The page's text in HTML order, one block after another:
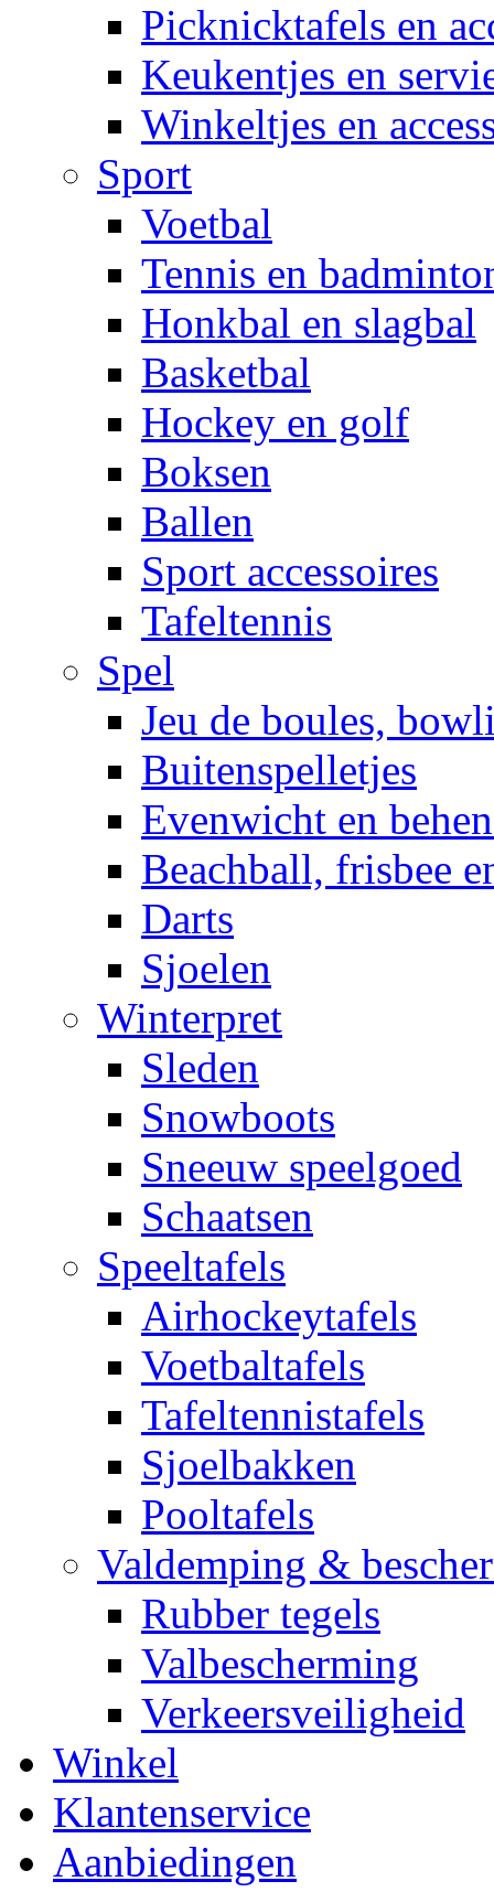
Picknicktafels en
Keukentjes en
Winkeltjes en
Sport
Voetbal
Tennis en
Honkbal en slagbal
Basketbal
Hockey en golf
Boksen
Ballen
Sport accessoires
Tafeltennis
Spel
Jeu de boules,
Buitenspelletjes
Evenwicht en
Beachball, frisbee
Darts
Sjoelen
Winterpret
Sleden
Snowboots
Sneeuw speelgoed
Schaatsen
Speeltafels
Airhockeytafels
Voetbaltafels
Tafeltennistafels
Sjoelbakken
Pooltafels
Valdemping &
Rubber tegels
Valbescherming
Verkeersveiligheid
Winkel
Klantenservice
Aanbiedingen